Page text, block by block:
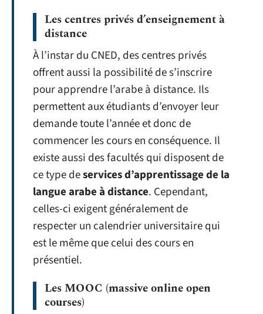
Les centres privés d’enseignement à
distance
À l’instar du CNED, des centres privés
offrent aussi la possibilité de s’inscrire
pour apprendre l’arabe à distance. Ils
permettent aux étudiants d’envoyer leur
demande toute l’année et donc de
commencer les cours en conséquence. Il
existe aussi des facultés qui disposent de
ce type deservices d’apprentissage de la
langue arabe à distance. Cependant,
celles-ci exigent généralement de
respecter un calendrier universitaire qui
est le même que celui des cours en
présentiel.
Les MOOC (massive online open
courses)